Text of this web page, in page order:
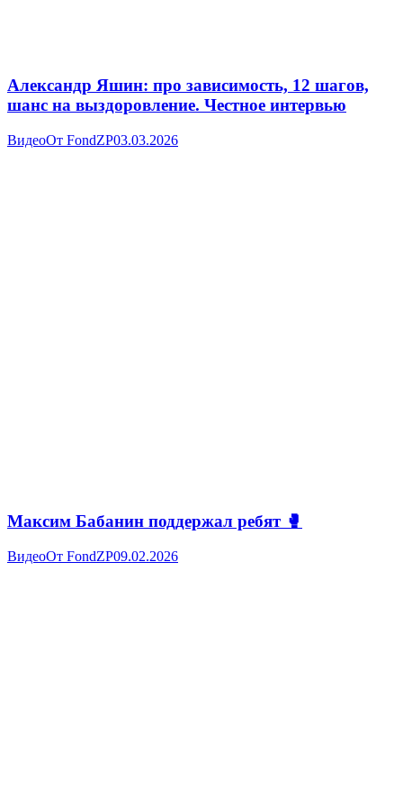
Александр Яшин: про зависимость, 12 шагов,
шанс на выздоровление. Честное интервью
ВидеоОт FondZP03.03.2026
Максим Бабанин поддержал ребят 🥊
ВидеоОт FondZP09.02.2026